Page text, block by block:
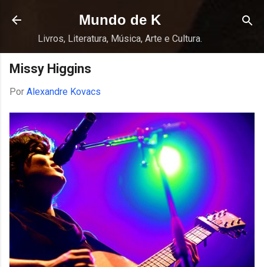
Pular para o conteúdo principal
Mundo de K
Livros, Literatura, Música, Arte e Cultura.
Missy Higgins
Por Alexandre Kovacs